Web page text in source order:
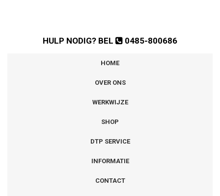
HULP NODIG? BEL 0485-800686
HOME
OVER ONS
WERKWIJZE
SHOP
DTP SERVICE
INFORMATIE
CONTACT